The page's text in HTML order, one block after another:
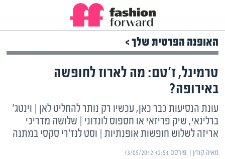
האופנה הפרטית שלך >
טרמינל, ז'טם: מה לארוז לחופשה
באירופה?
עונת הנסיעות כבר כאן, עכשיו רק נותר להחליט לאן | וינטג'
ברלינאי, שיק פריזאי או חספוס לונדוני | שלושה מדריכי
אריזה לשלוש חופשות אופנתיות | וסט לנז'רי סקסי במתנה
מאיה קורץ | ‏פורסם ‎13/05/2012 12:51